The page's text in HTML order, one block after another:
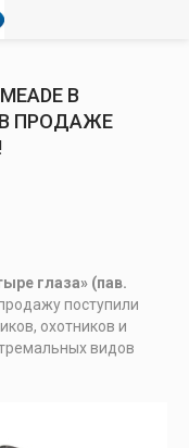
В
В ПРОДАЖЕ
глаза» (пав.
продажу поступили
охотников и
видов